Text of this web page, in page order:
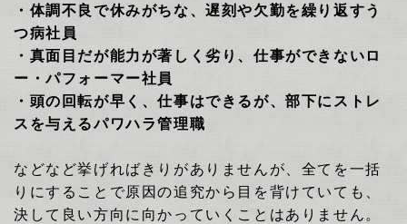
・体調不良で休みがちな、遅刻や欠勤を繰り返すう
つ病社員
・真面目だが能力が著しく劣り、仕事ができないロ
ー・パフォーマー社員
・頭の回転が早く、仕事はできるが、部下にストレ
スを与えるパワハラ管理職
などなど挙げればきりがありませんが、全てを一括
りにすることで原因の追究から目を背けていても、
決して良い方向に向かっていくことはありません。